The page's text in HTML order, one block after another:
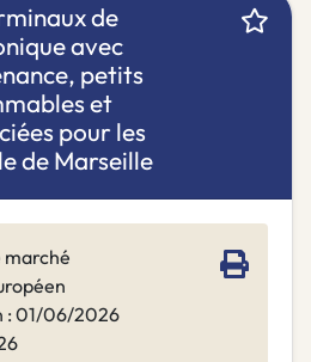
de
avec
petits
et
pour les
de Marseille
marché
: 01/06/2026